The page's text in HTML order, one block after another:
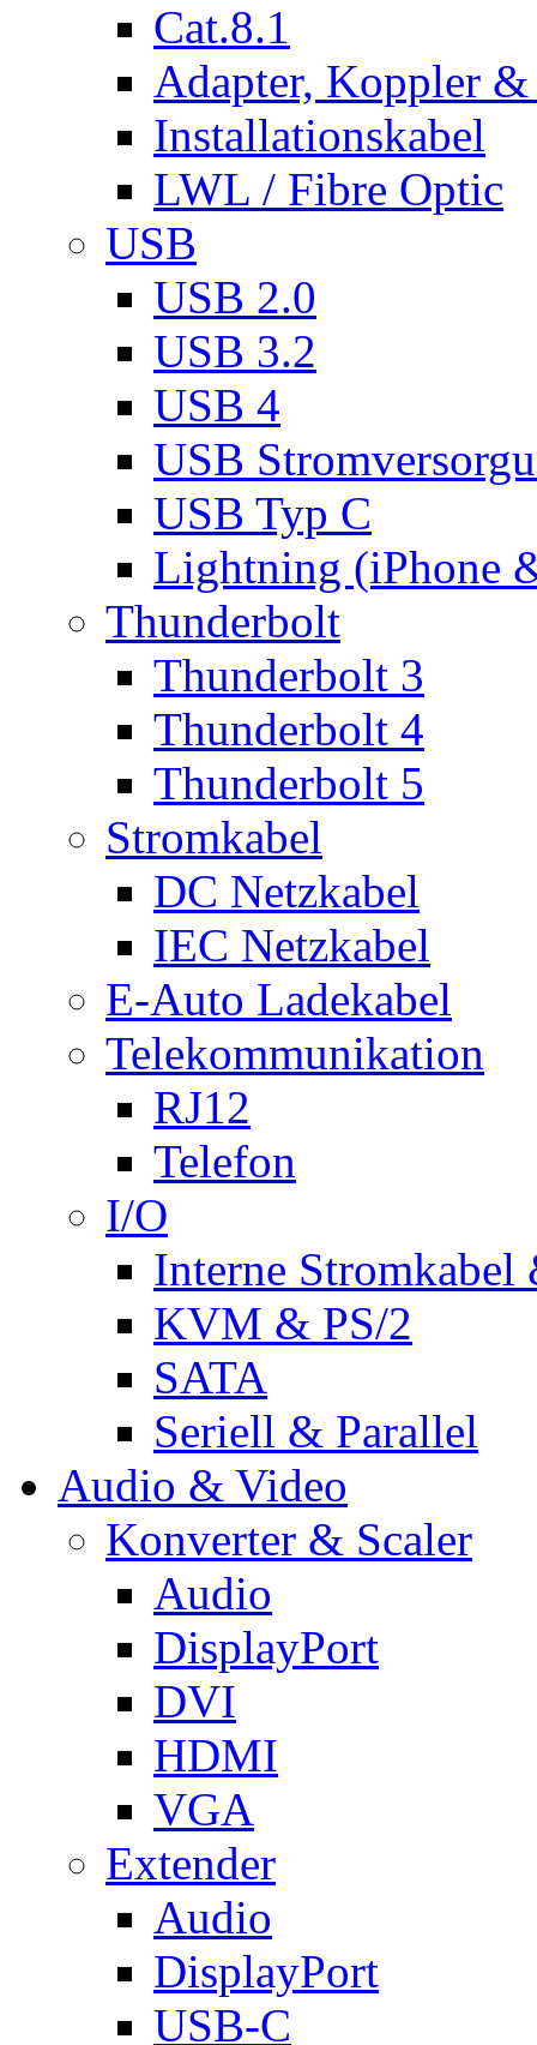
Cat.8.1
Adapter, Koppler &
Installationskabel
LWL / Fibre Optic
USB
USB 2.0
USB 3.2
USB 4
USB
USB Typ C
Lightning (iPhone
Thunderbolt
Thunderbolt 3
Thunderbolt 4
Thunderbolt 5
Stromkabel
DC Netzkabel
IEC Netzkabel
E-Auto Ladekabel
Telekommunikation
RJ12
Telefon
I/O
Interne Stromkabel
KVM & PS/2
SATA
Seriell & Parallel
Audio & Video
Konverter & Scaler
Audio
DisplayPort
DVI
HDMI
VGA
Extender
Audio
DisplayPort
USB-C